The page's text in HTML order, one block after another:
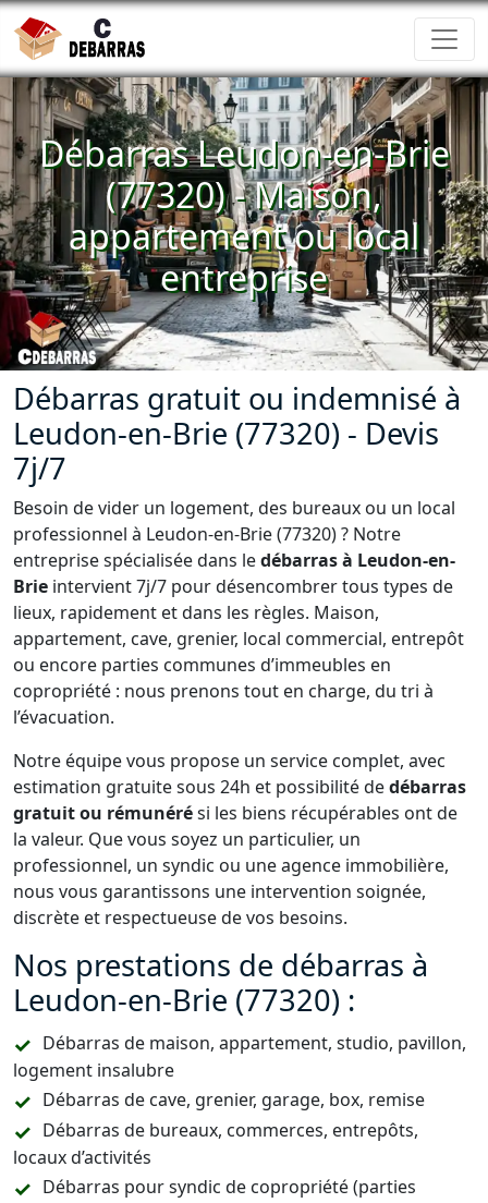
Débarras Leudon-en-Brie
(77320) - Maison,
appartement ou local
entreprise
Débarras gratuit ou indemnisé à
Leudon-en-Brie (77320) - Devis
7j/7
Besoin de vider un logement, des bureaux ou un local
professionnel à Leudon-en-Brie (77320) ? Notre
entreprise spécialisée dans ledébarras à Leudon-en-
Brie intervient 7j/7 pour désencombrer tous types de
lieux, rapidement et dans les règles. Maison,
appartement, cave, grenier, local commercial, entrepôt
ou encore parties communes d’immeubles en
copropriété : nous prenons tout en charge, du tri à
l’évacuation.
Notre équipe vous propose un service complet, avec
estimation gratuite sous 24h et possibilité dedébarras
gratuit ou rémunérési les biens récupérables ont de
la valeur. Que vous soyez un particulier, un
professionnel, un syndic ou une agence immobilière,
nous vous garantissons une intervention soignée,
discrète et respectueuse de vos besoins.
Nos prestations de débarras à
Leudon-en-Brie (77320) :
Débarras de maison, appartement, studio, pavillon,
logement insalubre
Débarras de cave, grenier, garage, box, remise
Débarras de bureaux, commerces, entrepôts,
locaux d’activités
Débarras pour syndic de copropriété (parties